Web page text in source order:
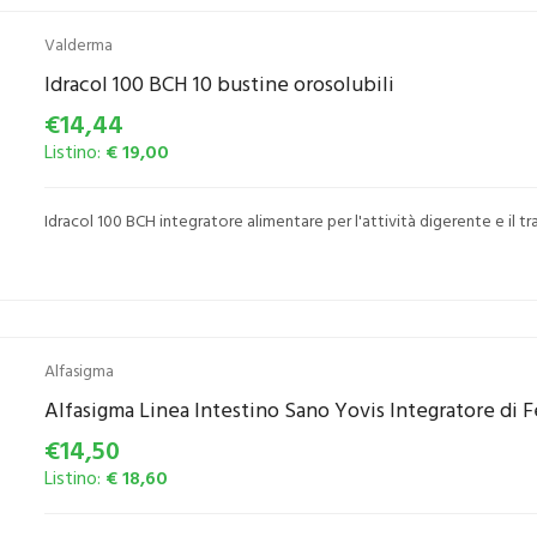
Valderma
Idracol 100 BCH 10 bustine orosolubili
€14,44
Listino: € 19,00
Idracol 100 BCH integratore alimentare per l'attività digerente e il
Alfasigma
Alfasigma Linea Intestino Sano Yovis Integratore di
€14,50
Listino: € 18,60